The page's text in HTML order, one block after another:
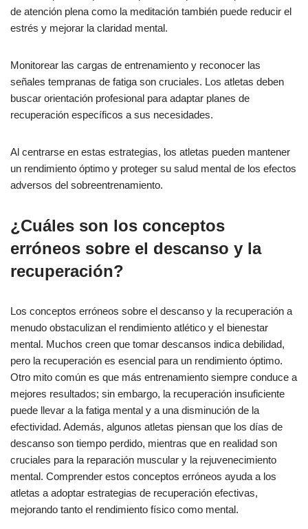
de atención plena como la meditación también puede reducir el
estrés y mejorar la claridad mental.
Monitorear las cargas de entrenamiento y reconocer las
señales tempranas de fatiga son cruciales. Los atletas deben
buscar orientación profesional para adaptar planes de
recuperación específicos a sus necesidades.
Al centrarse en estas estrategias, los atletas pueden mantener
un rendimiento óptimo y proteger su salud mental de los efectos
adversos del sobreentrenamiento.
¿Cuáles son los conceptos
erróneos sobre el descanso y la
recuperación?
Los conceptos erróneos sobre el descanso y la recuperación a
menudo obstaculizan el rendimiento atlético y el bienestar
mental. Muchos creen que tomar descansos indica debilidad,
pero la recuperación es esencial para un rendimiento óptimo.
Otro mito común es que más entrenamiento siempre conduce a
mejores resultados; sin embargo, la recuperación insuficiente
puede llevar a la fatiga mental y a una disminución de la
efectividad. Además, algunos atletas piensan que los días de
descanso son tiempo perdido, mientras que en realidad son
cruciales para la reparación muscular y la rejuvenecimiento
mental. Comprender estos conceptos erróneos ayuda a los
atletas a adoptar estrategias de recuperación efectivas,
mejorando tanto el rendimiento físico como mental.